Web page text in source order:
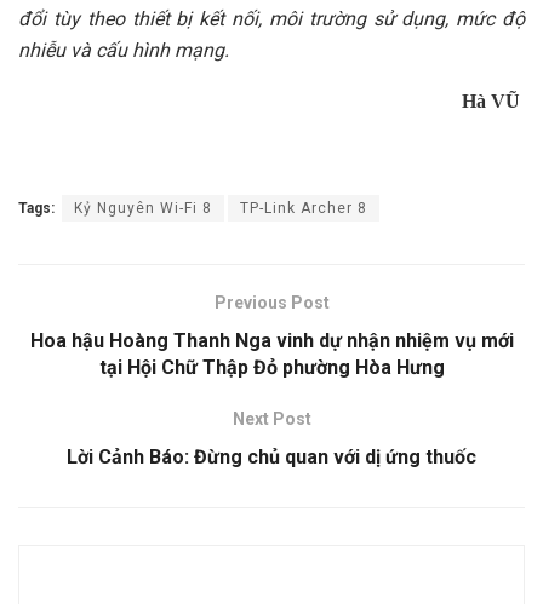
đổi tùy theo thiết bị kết nối, môi trường sử dụng, mức độ
nhiễu và cấu hình mạng.
Hà VŨ
Tags: Kỷ Nguyên Wi-Fi 8 TP-Link Archer 8
Previous Post
Hoa hậu Hoàng Thanh Nga vinh dự nhận nhiệm vụ mới
tại Hội Chữ Thập Đỏ phường Hòa Hưng
Next Post
Lời Cảnh Báo: Đừng chủ quan với dị ứng thuốc